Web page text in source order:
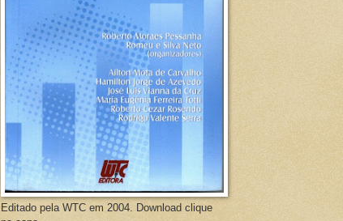
Editado pela WTC em 2004. Download clique